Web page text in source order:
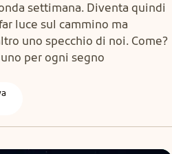
settimana. Diventa quindi
luce sul cammino ma
uno specchio di noi. Come?
per ogni segno